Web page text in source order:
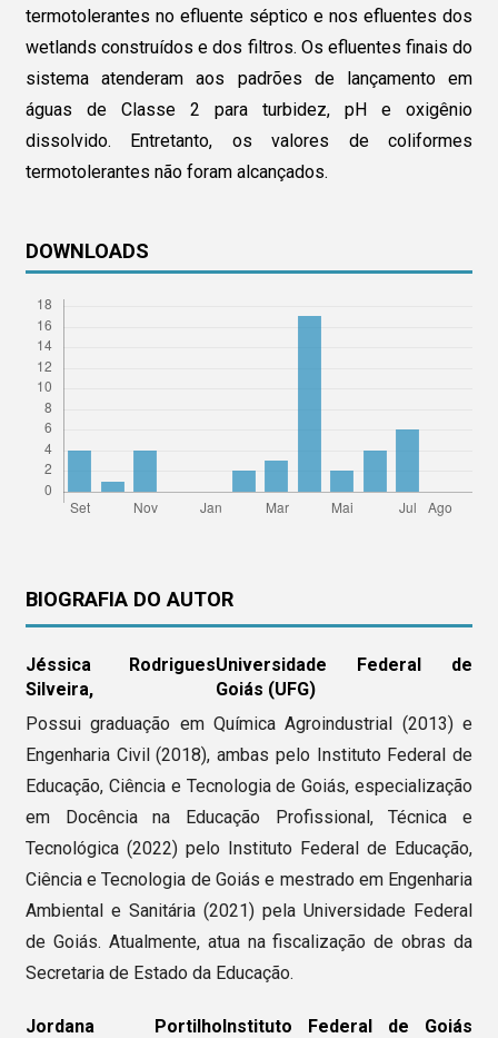
termotolerantes no efluente séptico e nos efluentes dos
wetlands construídos e dos filtros. Os efluentes finais do
sistema atenderam aos padrões de lançamento em
águas de Classe 2 para turbidez, pH e oxigênio
dissolvido. Entretanto, os valores de coliformes
termotolerantes não foram alcançados.
DOWNLOADS
BIOGRAFIA DO AUTOR
Jéssica Rodrigues
Silveira,
Universidade Federal de
Goiás (UFG)
Possui graduação em Química Agroindustrial (2013) e
Engenharia Civil (2018), ambas pelo Instituto Federal de
Educação, Ciência e Tecnologia de Goiás, especialização
em Docência na Educação Profissional, Técnica e
Tecnológica (2022) pelo Instituto Federal de Educação,
Ciência e Tecnologia de Goiás e mestrado em Engenharia
Ambiental e Sanitária (2021) pela Universidade Federal
de Goiás. Atualmente, atua na fiscalização de obras da
Secretaria de Estado da Educação.
Jordana PortilhoInstituto Federal de Goiás